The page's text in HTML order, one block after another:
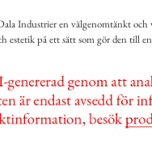
Industrier en välgenomtänkt och
på ett sätt som gör den till en